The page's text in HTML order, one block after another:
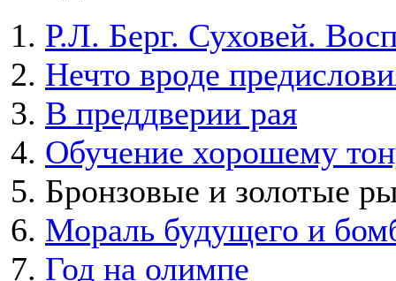
Р.Л. Берг. Суховей.
Нечто вроде
В преддверии рая
Обучение хорошему
Бронзовые и золотые
Мораль будущего и
Год на олимпе